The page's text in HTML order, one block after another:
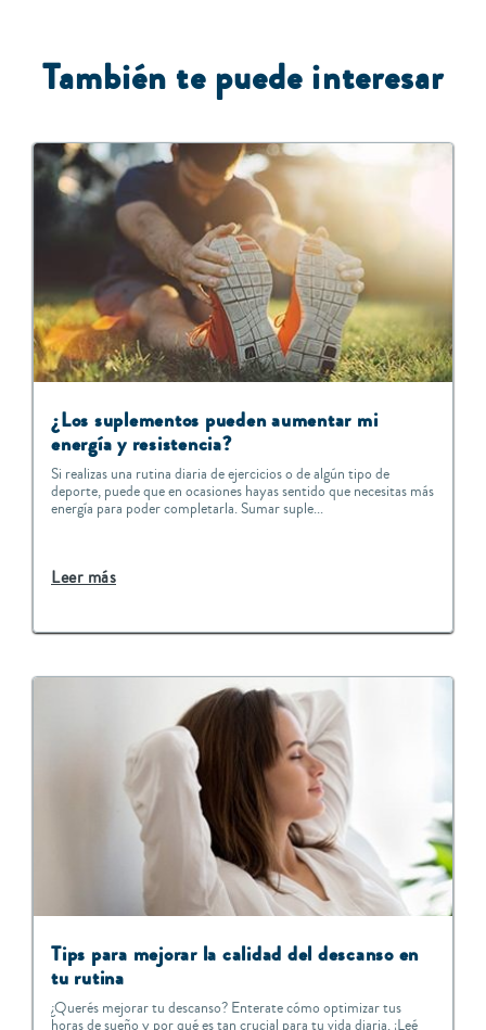
También te puede interesar
¿Los suplementos pueden aumentar mi
energía y resistencia?
Si realizas una rutina diaria de ejercicios o de algún tipo de
deporte, puede que en ocasiones hayas sentido que necesitas más
energía para poder completarla. Sumar suple...
Leer más
Tips para mejorar la calidad del descanso en
tu rutina
¿Querés mejorar tu descanso? Enterate cómo optimizar tus
horas de sueño y por qué es tan crucial para tu vida diaria. ¡Leé